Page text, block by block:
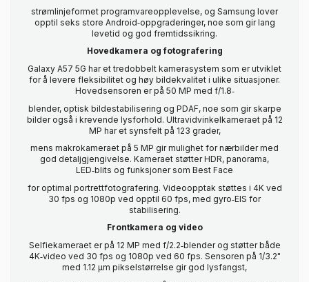
strømlinjeformet programvareopplevelse, og Samsung lover
opptil seks store Android‑oppgraderinger, noe som gir lang
levetid og god fremtidssikring.
Hovedkamera og fotografering
Galaxy A57 5G har et tredobbelt kamerasystem som er utviklet
for å levere fleksibilitet og høy bildekvalitet i ulike situasjoner.
Hovedsensoren er på 50 MP med f/1.8‑
blender, optisk bildestabilisering og PDAF, noe som gir skarpe
bilder også i krevende lysforhold. Ultravidvinkelkameraet på 12
MP har et synsfelt på 123 grader,
mens makrokameraet på 5 MP gir mulighet for nærbilder med
god detaljgjengivelse. Kameraet støtter HDR, panorama,
LED‑blits og funksjoner som Best Face
for optimal portrettfotografering. Videoopptak støttes i 4K ved
30 fps og 1080p ved opptil 60 fps, med gyro‑EIS for
stabilisering.
Frontkamera og video
Selfiekameraet er på 12 MP med f/2.2‑blender og støtter både
4K‑video ved 30 fps og 1080p ved 60 fps. Sensoren på 1/3.2"
med 1.12 µm pikselstørrelse gir god lysfangst,